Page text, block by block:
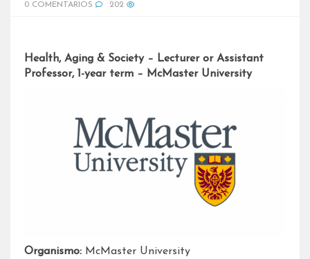
0 COMENTARIOS
202
Health, Aging & Society – Lecturer or Assistant
Professor, 1-year term – McMaster University
Organismo: McMaster University